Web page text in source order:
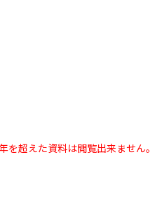
を超えた資料は閲覧出来ません。